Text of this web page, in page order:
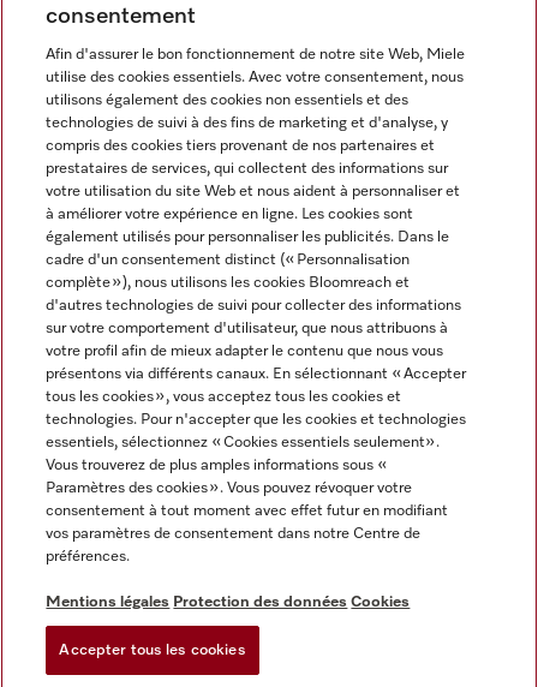
Langue
FRANCAIS
Informations légales
CGV
Conditions d’utilisation
Déclaration d'accessibilité
Digital Services Act
Miele sur Instagram
Miele sur Youtube
consentement
Afin d'assurer le bon fonctionnement de notre site Web, Miele
utilise des cookies essentiels. Avec votre consentement, nous
utilisons également des cookies non essentiels et des
technologies de suivi à des fins de marketing et d'analyse, y
compris des cookies tiers provenant de nos partenaires et
prestataires de services, qui collectent des informations sur
votre utilisation du site Web et nous aident à personnaliser et
à améliorer votre expérience en ligne. Les cookies sont
également utilisés pour personnaliser les publicités. Dans le
cadre d'un consentement distinct (« Personnalisation
complète »), nous utilisons les cookies Bloomreach et
d'autres technologies de suivi pour collecter des informations
sur votre comportement d'utilisateur, que nous attribuons à
votre profil afin de mieux adapter le contenu que nous vous
présentons via différents canaux. En sélectionnant « Accepter
tous les cookies », vous acceptez tous les cookies et
technologies. Pour n'accepter que les cookies et technologies
essentiels, sélectionnez « Cookies essentiels seulement».
Vous trouverez de plus amples informations sous «
Paramètres des cookies ». Vous pouvez révoquer votre
consentement à tout moment avec effet futur en modifiant
vos paramètres de consentement dans notre Centre de
préférences.
Mentions légales Protection des données Cookies
Accepter tous les cookies